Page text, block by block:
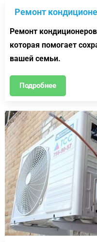
Ремонт
Ремонт
которая помогает
вашей семьи.
Подробнее